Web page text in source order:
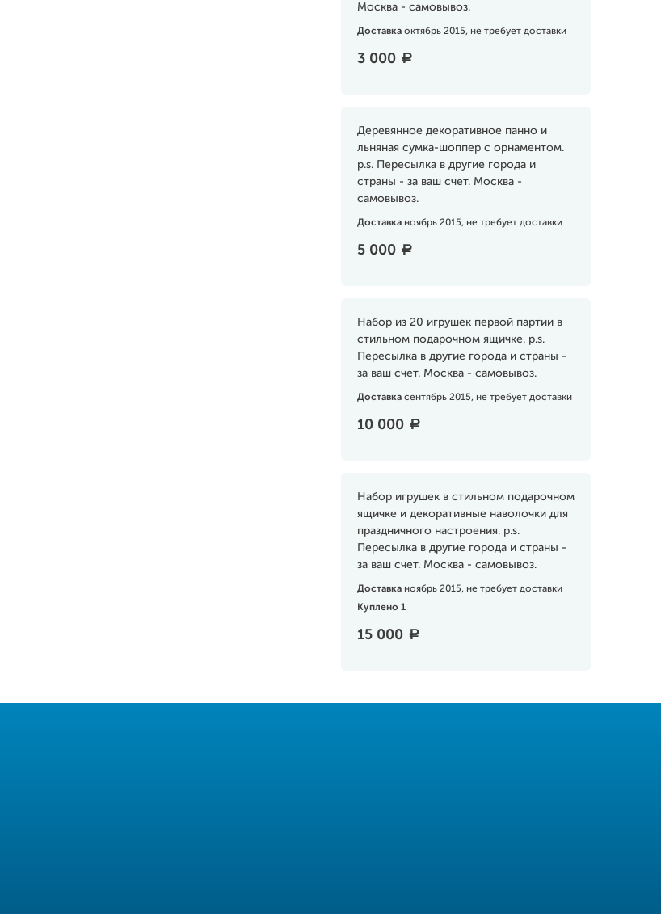
Москва - самовывоз.
Доставка октябрь 2015, не требует доставки
3 000 a
Деревянное декоративное панно и
льняная сумка-шоппер с орнаментом.
p.s. Пересылка в другие города и
страны - за ваш счет. Москва -
самовывоз.
Доставка ноябрь 2015, не требует доставки
5 000 a
Набор из 20 игрушек первой партии в
стильном подарочном ящичке. p.s.
Пересылка в другие города и страны -
за ваш счет. Москва - самовывоз.
Доставка сентябрь 2015, не требует доставки
10 000 a
Набор игрушек в стильном подарочном
ящичке и декоративные наволочки для
праздничного настроения. p.s.
Пересылка в другие города и страны -
за ваш счет. Москва - самовывоз.
Доставка ноябрь 2015, не требует доставки
Куплено 1
15 000 a